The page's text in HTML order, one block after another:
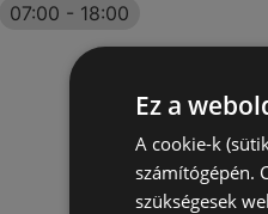
07:00 - 18:00
Ez a
A cookie-k
számítógépén.
szükségesek